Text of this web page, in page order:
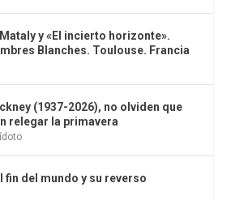
y «El incierto horizonte».
Blanches. Toulouse. Francia
(1937-2026), no olviden que
relegar la primavera
fin del mundo y su reverso